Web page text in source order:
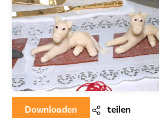
Downloaden teilen